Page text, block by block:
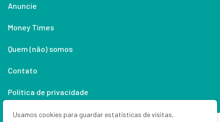
Anuncie
Money Times
Quem (não) somos
Contato
Política de privacidade
Lifestyle
Usamos cookies para guardar estatísticas de visitas,